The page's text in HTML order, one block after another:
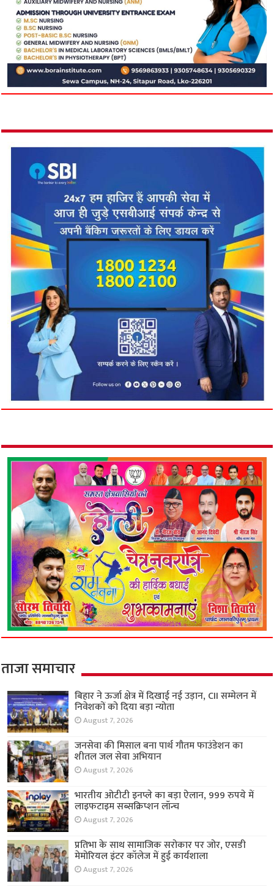
ताजा समाचार
बिहार ने ऊर्जा क्षेत्र में दिखाई नई उड़ान, CII सम्मेलन में
निवेशकों को दिया बड़ा न्योता
August 7, 2026
जनसेवा की मिसाल बना पार्थ गौतम फाउंडेशन का
शीतल जल सेवा अभियान
August 7, 2026
भारतीय ओटीटी इनप्ले का बड़ा ऐलान, 999 रुपये में
लाइफटाइम सब्सक्रिप्शन लॉन्च
August 7, 2026
प्रतिभा के साथ सामाजिक सरोकार पर जोर, एसडी
मेमोरियल इंटर कॉलेज में हुई कार्यशाला
August 7, 2026